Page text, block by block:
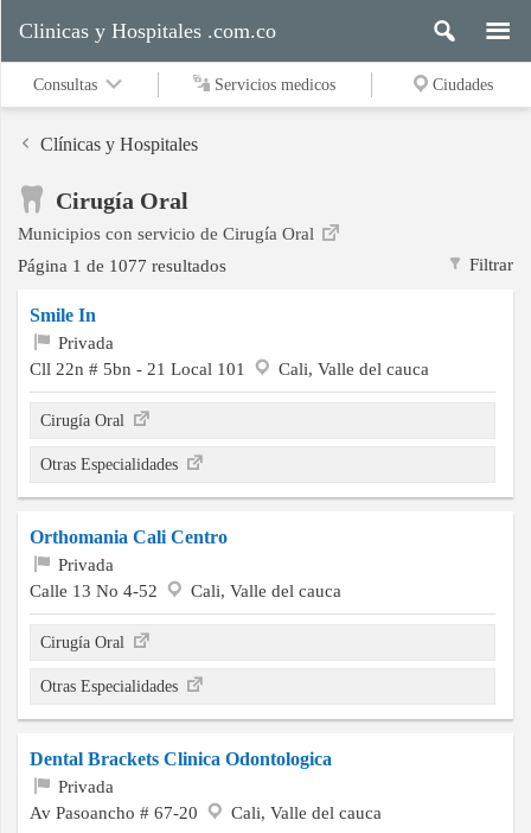
Servicios
medicos
Ciudades
Buscar
Clinicas y Hospitales .com.co
Consultas Servicios medicos Ciudades
Clínicas y Hospitales
Cirugía Oral
Municipios con servicio de Cirugía Oral
Filtrar
Página 1 de 1077 resultados
Smile In
Privada
Cll 22n # 5bn - 21 Local 101
Cali, Valle del cauca
Cirugía Oral
Otras Especialidades
Orthomania Cali Centro
Privada
Calle 13 No 4-52
Cali, Valle del cauca
Cirugía Oral
Otras Especialidades
Dental Brackets Clinica Odontologica
Privada
Av Pasoancho # 67-20
Cali, Valle del cauca